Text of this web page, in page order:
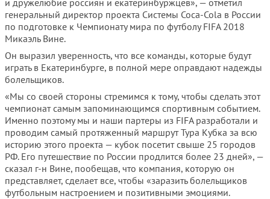
и дружелюбие россиян и екатеринбуржцев», — отметил
генеральный директор проекта Системы Coca-Cola в России
по подготовке к Чемпионату мира по футболу FIFA 2018
Микаэль Вине.
Он выразил уверенность, что все команды, которые будут
играть в Екатеринбурге, в полной мере оправдают надежды
болельщиков.
«Мы со своей стороны стремимся к тому, чтобы сделать этот
чемпионат самым запоминающимся спортивным событием.
Именно поэтому мы и наши партеры из FIFA разработали и
проводим самый протяженный маршрут Тура Кубка за всю
историю этого проекта — кубок посетит свыше 25 городов
РФ. Его путешествие по России продлится более 23 дней», —
сказал г-н Вине, пообещав, что компания, которую он
представляет, сделает все, чтобы «заразить болельщиков
футбольным настроением и позитивными эмоциями.